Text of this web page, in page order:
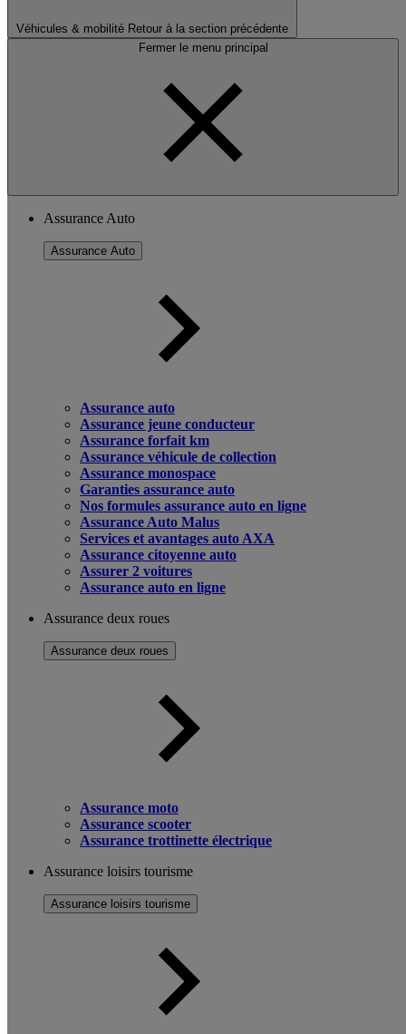
Véhicules & mobilité Retour à la section précédente
Fermer le menu principal
Assurance Auto
Assurance Auto
Assurance auto
Assurance jeune conducteur
Assurance forfait km
Assurance véhicule de collection
Assurance monospace
Garanties assurance auto
Nos formules assurance auto en ligne
Assurance Auto Malus
Services et avantages auto AXA
Assurance citoyenne auto
Assurer 2 voitures
Assurance auto en ligne
Assurance deux roues
Assurance deux roues
Assurance moto
Assurance scooter
Assurance trottinette électrique
Assurance loisirs tourisme
Assurance loisirs tourisme